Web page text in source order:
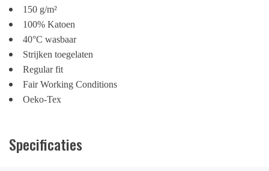
150 g/m²
100% Katoen
40°C wasbaar
Strijken toegelaten
Regular fit
Fair Working Conditions
Oeko-Tex
Specificaties